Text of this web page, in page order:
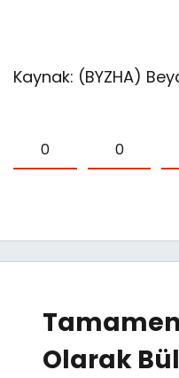
Kaynak: (BYZHA)
0 0
Olarak